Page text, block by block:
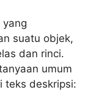
suatu objek,
dan rinci.
umum
teks deskripsi: